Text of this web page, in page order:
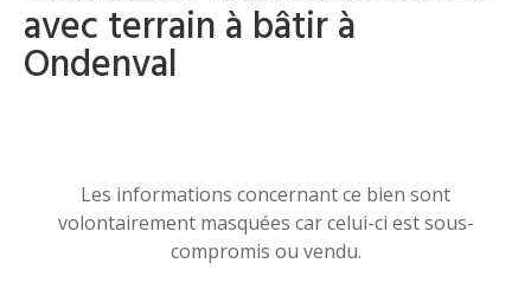
avec terrain à bâtir à
Ondenval
Les informations concernant ce bien sont
volontairement masquées car celui-ci est sous-
compromis ou vendu.